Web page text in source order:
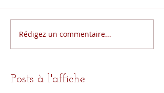
Rédigez un commentaire...
Posts à l'affiche